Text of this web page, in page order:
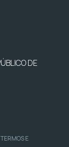
DE
TERMOS E